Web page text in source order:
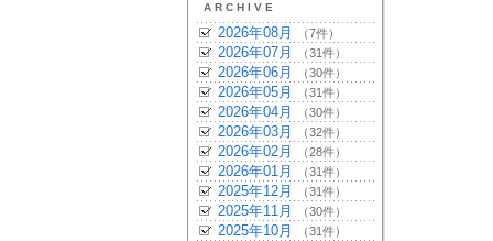
ARCHIVE
2026年08月 （7件）
2026年07月 （31件）
2026年06月 （30件）
2026年05月 （31件）
2026年04月 （30件）
2026年03月 （32件）
2026年02月 （28件）
2026年01月 （31件）
2025年12月 （31件）
2025年11月 （30件）
2025年10月 （31件）